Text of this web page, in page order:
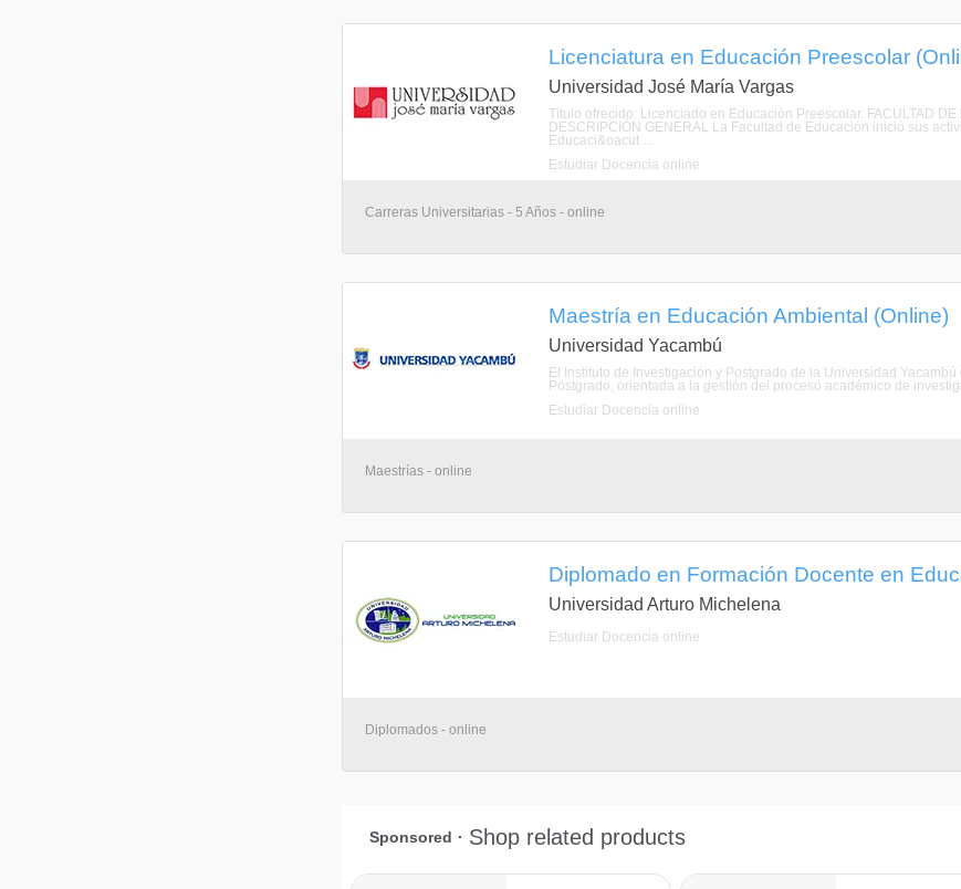
Licenciatura en Educación Preescolar
Universidad José María Vargas
Título ofrecido: Licenciado en Educación Preescolar. FACULTAD
DESCRIPCIÓN GENERAL La Facultad de Educación inició sus
Educaci&oacut ...
Estudiar Docencia online
Carreras Universitarias - 5 Años - online
Maestría en Educación Ambiental (Online)
Universidad Yacambú
El Instituto de Investigación y Postgrado de la Universidad
Postgrado, orientada a la gestión del proceso académico de
Estudiar Docencia online
Maestrías - online
Diplomado en Formación Docente en
Universidad Arturo Michelena
Estudiar Docencia online
Diplomados - online